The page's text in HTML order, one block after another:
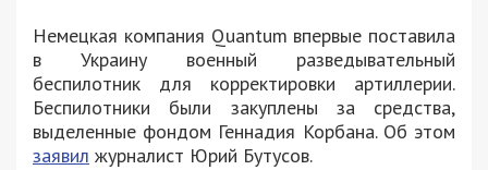
Немецкая компания Quantum впервые поставила
в Украину военный разведывательный
беспилотник для корректировки артиллерии.
Беспилотники были закуплены за средства,
выделенные фондом Геннадия Корбана. Об этом
заявил журналист Юрий Бутусов.